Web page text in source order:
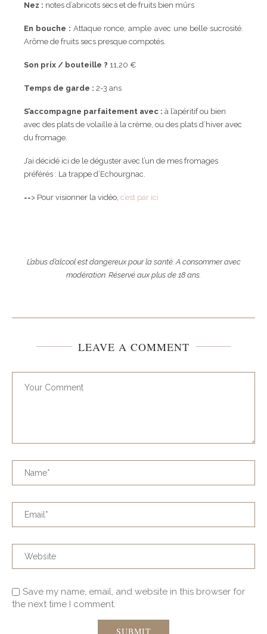
Nez : notes d’abricots secs et de fruits bien mûrs
En bouche : Attaque ronce, ample avec une belle sucrosité.
Arôme de fruits secs presque compotés.
Son prix / bouteille ? 11,20 €
Temps de garde : 2-3 ans
S’accompagne parfaitement avec : à l’apéritif ou bien
avec des plats de volaille à la crème, ou des plats d’hiver avec
du fromage.
J’ai décidé ici de le déguster avec l’un de mes fromages
préférés : La trappe d’Echourgnac.
==> Pour visionner la vidéo, c’est par ici
L’abus d’alcool est dangereux pour la santé. A consommer avec
modération. Réservé aux plus de 18 ans.
LEAVE A COMMENT
Save my name, email, and website in this browser for
the next time I comment.